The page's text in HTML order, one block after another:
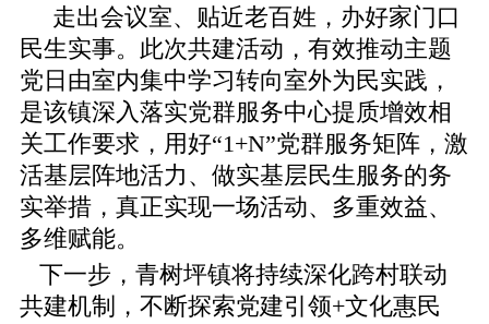
走出会议室、贴近老百姓，办好家门口
民生实事。此次共建活动，有效推动主题
党日由室内集中学习转向室外为民实践，
是该镇深入落实党群服务中心提质增效相
关工作要求，用好“1+N”党群服务矩阵，激
活基层阵地活力、做实基层民生服务的务
实举措，真正实现一场活动、多重效益、
多维赋能。
下一步，青树坪镇将持续深化跨村联动
共建机制，不断探索党建引领+文化惠民